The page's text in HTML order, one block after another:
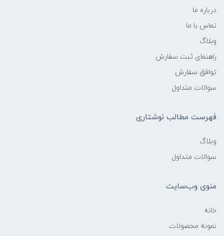
درباره ما
تماس با ما
وبلاگ
راهنمای ثبت سفارش
توافق سفارش
سوالات متداول
فهرست مطالب نوشتاری
وبلاگ
سوالات متداول
منوی وب‌سایت
خانه
نمونه محصولات